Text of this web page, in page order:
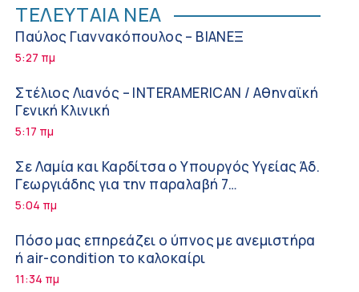
ΤΕΛΕΥΤΑΙΑ ΝΕΑ
Παύλος Γιαννακόπουλος – ΒΙΑΝΕΞ
5:27 πμ
Στέλιος Λιανός – INTERAMERICAN / Αθηναϊκή
Γενική Κλινική
5:17 πμ
Σε Λαμία και Καρδίτσα ο Υπουργός Υγείας Άδ.
Γεωργιάδης για την παραλαβή 7
ασθενοφόρων του ΕΚΑΒ και τα εγκαίνια του
5:04 πμ
Πόσο μας επηρεάζει ο ύπνος με ανεμιστήρα
ή air-condition το καλοκαίρι
11:34 πμ